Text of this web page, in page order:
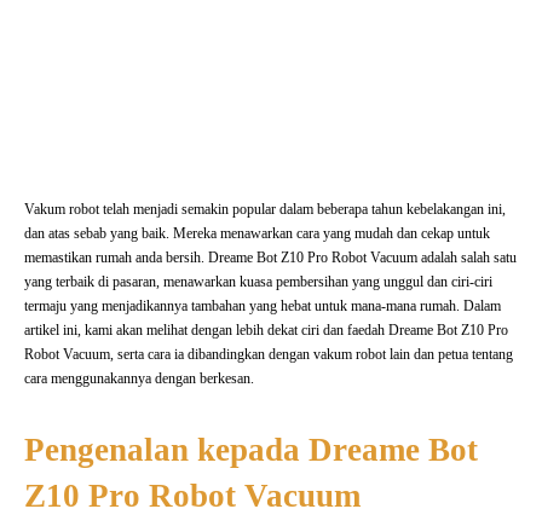
Vakum robot telah menjadi semakin popular dalam beberapa tahun kebelakangan ini,
dan atas sebab yang baik. Mereka menawarkan cara yang mudah dan cekap untuk
memastikan rumah anda bersih. Dreame Bot Z10 Pro Robot Vacuum adalah salah satu
yang terbaik di pasaran, menawarkan kuasa pembersihan yang unggul dan ciri-ciri
termaju yang menjadikannya tambahan yang hebat untuk mana-mana rumah. Dalam
artikel ini, kami akan melihat dengan lebih dekat ciri dan faedah Dreame Bot Z10 Pro
Robot Vacuum, serta cara ia dibandingkan dengan vakum robot lain dan petua tentang
cara menggunakannya dengan berkesan.
Pengenalan kepada Dreame Bot
Z10 Pro Robot Vacuum